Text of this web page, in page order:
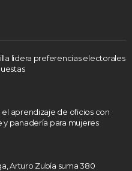
lidera preferencias electorales
el aprendizaje de oficios con
y panadería para mujeres
Arturo Zubía suma 380